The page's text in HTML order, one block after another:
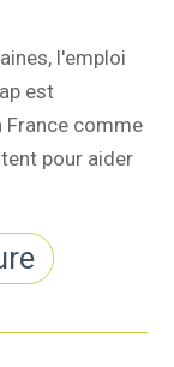
l'emploi
est
France comme
pour aider